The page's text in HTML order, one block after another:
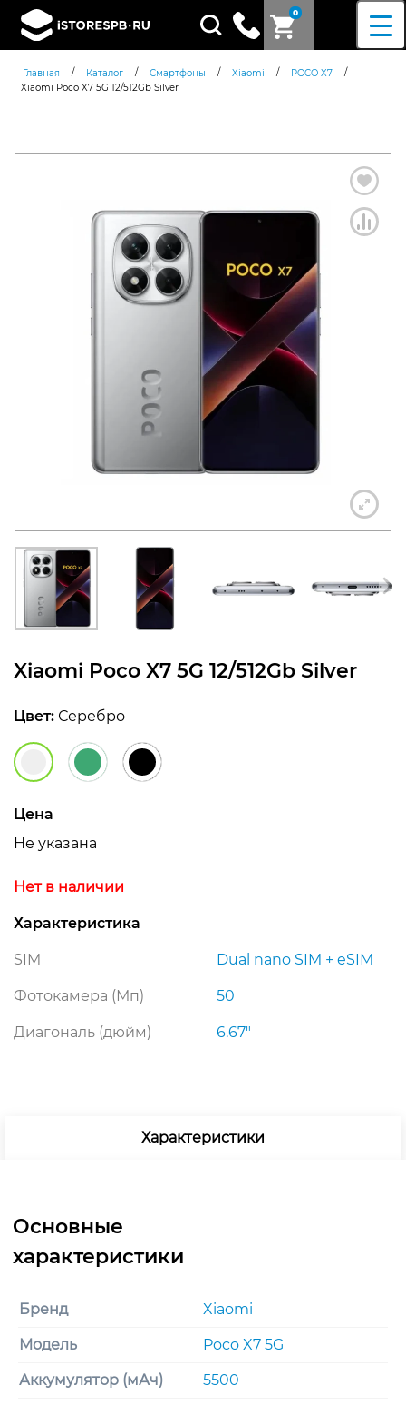
0
Поиск
товаров
Главная / Каталог / Смартфоны / Xiaomi / POCO X7
/
Xiaomi Poco X7 5G 12/512Gb Silver
Xiaomi Poco X7 5G 12/512Gb Silver
Цвет: Серебро
Цена
Не указана
Нет в наличии
Характеристика
SIM Dual nano SIM + eSIM
Фотокамера (Мп) 50
Диагональ (дюйм) 6.67″
Характеристики
Бренд Xiaomi
Модель Poco X7 5G
Аккумулятор (мАч) 5500
Согласен cполитикой
конфиденциальности
+7 812 318-40-14
(c 10:00 до 21:00, без
выходных)